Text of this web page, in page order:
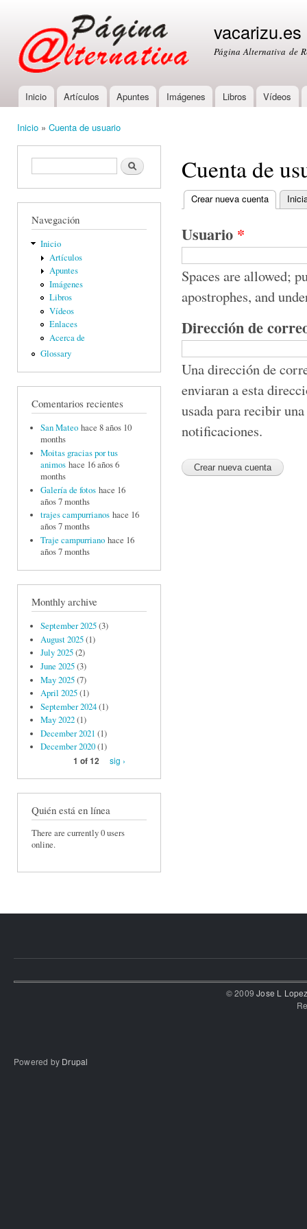
vacarizu.es
Página Alternativa de
Main menu
Inicio Artículos Apuntes Imágenes Libros Vídeos
Inicio » Cuenta de usuario
Formulario de búsquedaBuscar
Navegación
Inicio
Artículos
Apuntes
Imágenes
Libros
Vídeos
Enlaces
Acerca de
Glossary
Comentarios recientes
San Mateo hace 8 años 10
months
Moitas gracias por tus
animos hace 16 años 6
months
Galería de fotos hace 16
años 7 months
trajes campurrianos hace 16
años 7 months
Traje campurriano hace 16
años 7 months
Monthly archive
September 2025(3)
August 2025(1)
July 2025(2)
June 2025(3)
May 2025(7)
April 2025(1)
September 2024(1)
May 2022(1)
December 2021 (1)
December 2020(1)
1 of 12
sig ›
Quién está en línea
There are currently 0 users
online.
Cuenta de
Primary tabs
Crear nueva cuenta (active
Usuario *
Spaces are allowed;
apostrophes, and
Dirección de
Una dirección de
enviaran a esta
usada para recibir
notificaciones.
© 2009Jose L
Powered by Drupal